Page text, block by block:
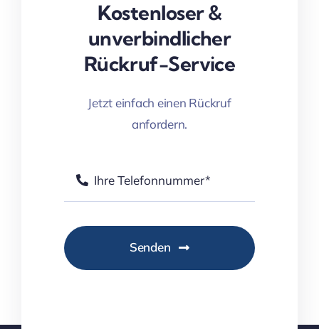
Kostenloser &
unverbindlicher
Rückruf-Service
Jetzt einfach einen Rückruf
anfordern.
Senden